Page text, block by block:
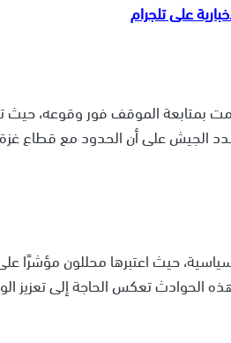
بمتابعة الموقف فور وقوعه،
شدد الجيش على أن الحدود مع قطاع
حيث اعتبرها محللون مؤشرًا
الحوادث تعكس الحاجة إلى تعزيز